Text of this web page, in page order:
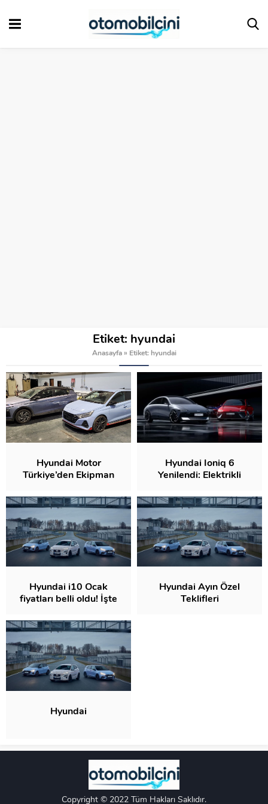
Etiket: hyundai
Anasayfa » Etiket: hyundai
Hyundai Motor
Türkiye’den Ekipman
Destek
Hyundai Ioniq 6
Yenilendi: Elektrikli
Performansın Yeni
Tanımı
Hyundai i10 Ocak
fiyatları belli oldu! İşte
Hyundai Ayın Özel
Teklifleri
Hyundai
Copyright © 2022 Tüm Hakları Saklıdır.